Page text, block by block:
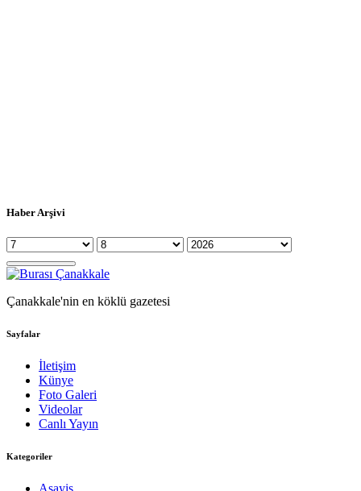
Haber Arşivi
Çanakkale'nin en köklü gazetesi
Sayfalar
İletişim
Künye
Foto Galeri
Videolar
Canlı Yayın
Kategoriler